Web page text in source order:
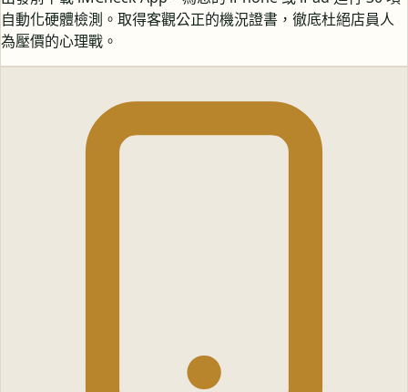
自動化硬體檢測。取得客觀公正的機況證書，徹底杜絕店員人
為壓價的心理戰。